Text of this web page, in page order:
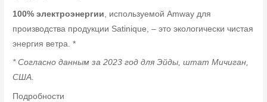
100% электроэнергии , используемой Amway для
производства продукции Satinique, – это экологически чистая
энергия ветра. *
* Согласно данным за 2023 год для Эйды, штат Мичиган,
США.
Подробности